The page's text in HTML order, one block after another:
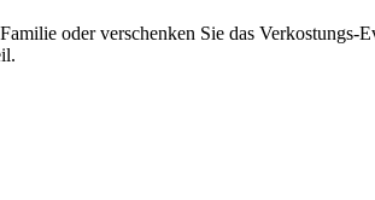
oder verschenken Sie das Verkostungs-